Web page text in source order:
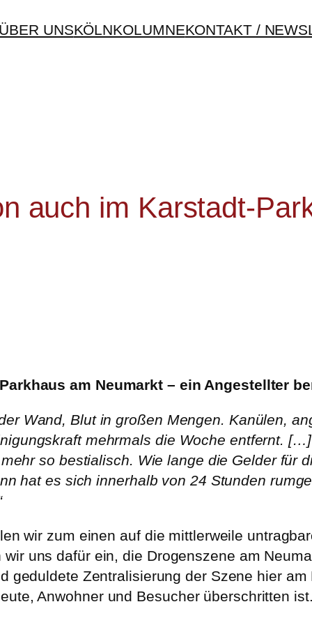
ÜBER UNSKÖLNKOLUMNEKONTAKT /
auch im Karstadt-
am Neumarkt – ein Angestellter
Wand, Blut in großen Mengen. Kanülen,
mehrmals die Woche entfernt.
so bestialisch. Wie lange die Gelder für
hat es sich innerhalb von 24 Stunden
wir zum einen auf die mittlerweile
uns dafür ein, die Drogenszene am
geduldete Zentralisierung der Szene hier
Anwohner und Besucher überschritten ist.